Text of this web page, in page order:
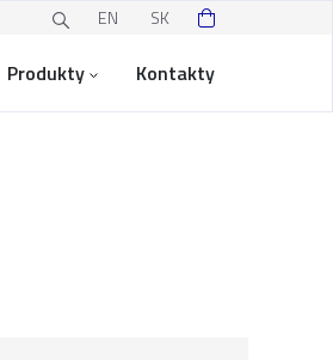
EN SK
Produkty Kontakty